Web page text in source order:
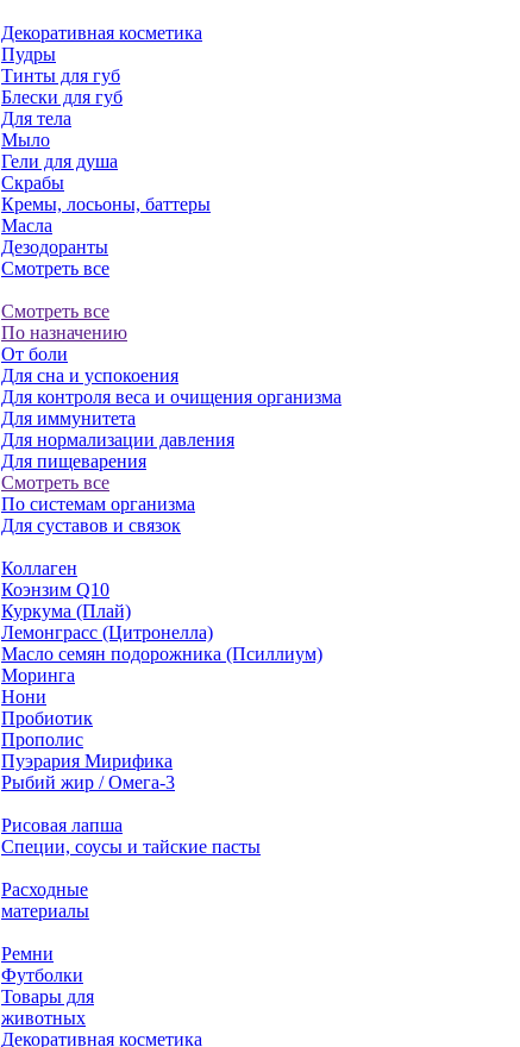
Декоративная косметика
Пудры
Тинты для губ
Блески для губ
Для тела
Мыло
Гели для душа
Скрабы
Кремы, лосьоны, баттеры
Масла
Дезодоранты
Смотреть все
Смотреть все
По назначению
От боли
Для сна и успокоения
Для контроля веса и очищения организма
Для иммунитета
Для нормализации давления
Для пищеварения
Смотреть все
По системам организма
Для суставов и связок
Коллаген
Коэнзим Q10
Куркума (Плай)
Лемонграсс (Цитронелла)
Масло семян подорожника (Псиллиум)
Моринга
Нони
Пробиотик
Прополис
Пуэрария Мирифика
Рыбий жир / Омега-3
Рисовая лапша
Специи, соусы и тайские пасты
Расходные
материалы
Ремни
Футболки
Товары для
животных
Декоративная косметика